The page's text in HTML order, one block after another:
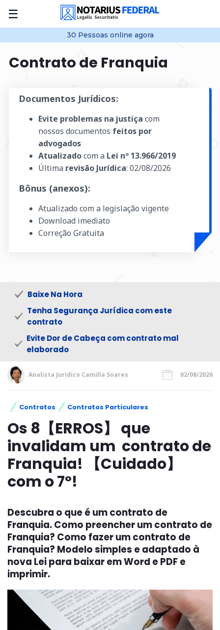
☰
30 Pessoas online agora
Contrato de Franquia
Documentos Jurídicos:
Evite problemas na justiça com
nossos documentos feitos por
advogados
Atualizadocom a Lei nº 13.966/2019
Última revisão Jurídica: 02/08/2026
Bônus (anexos):
Atualizado com a legislação vigente
Download imediato
Correção Gratuita
Baixe Na Hora
Tenha Segurança Jurídica com este
contrato
Evite Dor de Cabeça com contrato mal
elaborado
Analista Jurídico Camilla Soares 02/08/2026
Contratos Contratos Particulares
Os 8【ERROS】 que
invalidam um contrato de
Franquia! 【Cuidado】
com o 7º!
Descubra o que é um contrato de
Franquia. Como preencher um contrato de
Franquia? Como fazer um contrato de
Franquia? Modelo simples e adaptado à
nova Lei para baixar em Word e PDF e
imprimir.